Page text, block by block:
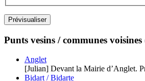
Punts vesins / communes
Anglet
[Julian] Devant la Mairie d’Anglet.
Bidart / Bidarte